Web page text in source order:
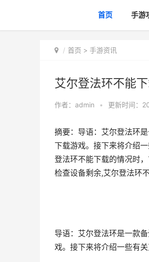
首页 手游
首页 > 手游资讯
艾尔登法环不能
作者： admin • 更新时间：
摘要：导语：艾尔登法环
下载游戏。接下来将介绍
登法环不能下载的情况时
检查设备剩余,艾尔登法环
导语：艾尔登法环是一款
戏。接下来将介绍一些有